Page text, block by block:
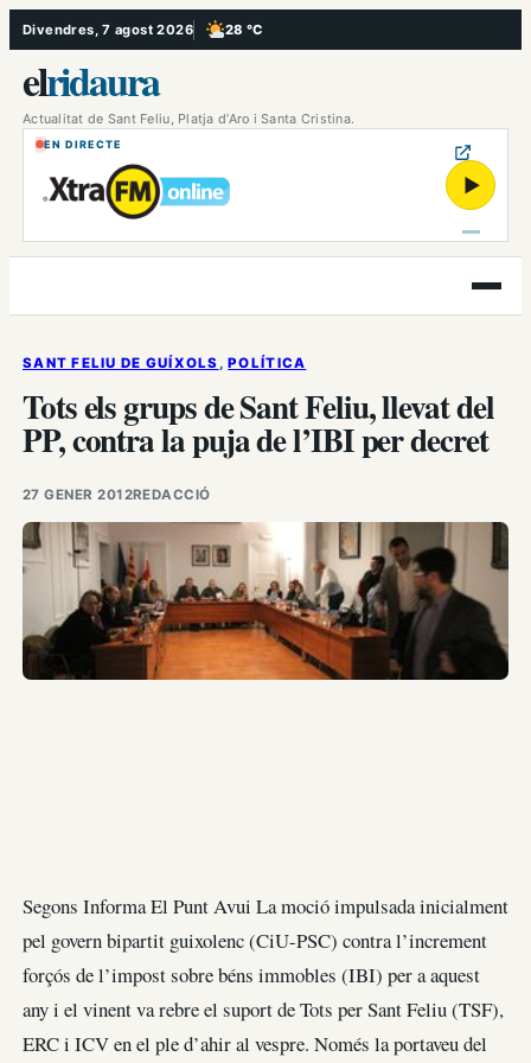
Vés
al
contingut
Divendres, 7 agost 2026 28 °C
, Poc ennuvolat
elridaura
Actualitat de Sant Feliu, Platja d’Aro i Santa Cristina.
EN DIRECTE
▶
Obre
el
SANT FELIU DE GUÍXOLS , POLÍTICA
Tots els grups de Sant Feliu, llevat del
PP, contra la puja de l’IBI per decret
27 GENER 2012REDACCIÓ
Segons Informa El Punt Avui La moció impulsada inicialment
pel govern bipartit guixolenc (CiU-PSC) contra l’increment
forçós de l’impost sobre béns immobles (IBI) per a aquest
any i el vinent va rebre el suport de Tots per Sant Feliu (TSF),
ERC i ICV en el ple d’ahir al vespre. Només la portaveu del